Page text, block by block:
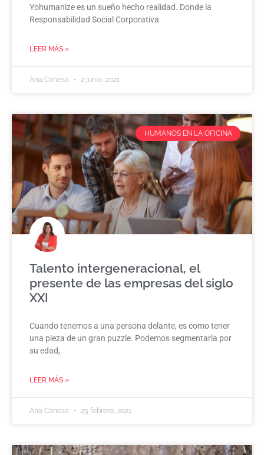
Yohumanize es un sueño hecho realidad. Donde la
Responsabilidad Social Corporativa
LEER MÁS »
Ana Conesa 2 junio, 2021
HUMANOS EN LA OFICINA
Talento intergeneracional, el
presente de las empresas del siglo
XXI
Cuando tenemos a una persona delante, es como tener
una pieza de un gran puzzle. Podemos segmentarla por
su edad,
LEER MÁS »
Ana Conesa 25 febrero, 2021